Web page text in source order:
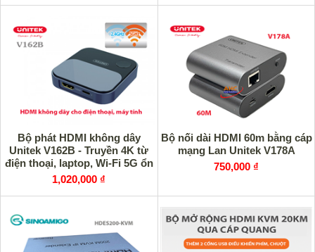
Bộ phát HDMI không dây
Unitek V162B - Truyền 4K từ
điện thoại, laptop, Wi-Fi 5G ổn
định
1,020,000 ₫
Bộ nối dài HDMI 60m bằng cáp
mạng Lan Unitek V178A
750,000 ₫